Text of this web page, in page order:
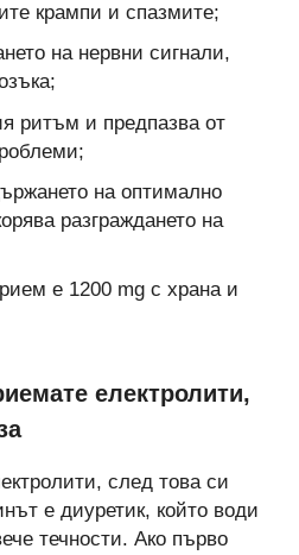
крампи и спазмите;
на нервни сигнали,
ритъм и предпазва от
на оптимално
разграждането на
е 1200 mg с храна и
електролити,
след това си
е диуретик, който води
течности. Ако първо